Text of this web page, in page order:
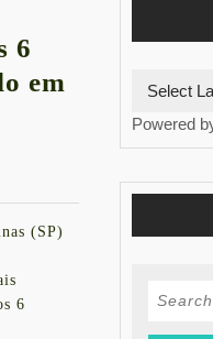
6
em
(SP)
6
Powered
Search